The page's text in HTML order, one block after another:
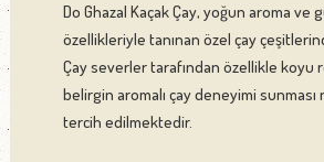
Do Ghazal Kaçak Çay, yoğun aroma ve
özellikleriyle tanınan özel çay
Çay severler tarafından özellikle koyu
belirgin aromalı çay deneyimi
tercih edilmektedir.